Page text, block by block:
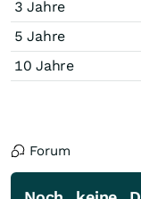
3 Jahre
5 Jahre
10 Jahre
Forum